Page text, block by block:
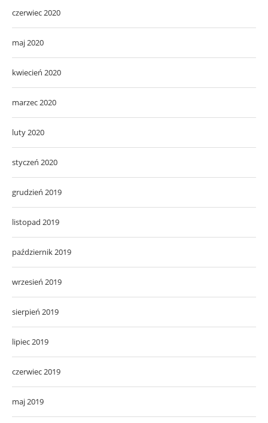
czerwiec 2020
maj 2020
kwiecień 2020
marzec 2020
luty 2020
styczeń 2020
grudzień 2019
listopad 2019
październik 2019
wrzesień 2019
sierpień 2019
lipiec 2019
czerwiec 2019
maj 2019